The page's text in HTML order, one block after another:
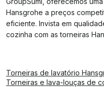
Hansgrohe a preços
eficiente. Invista em
cozinha com as torneiras
Torneiras de lavatório
Torneiras e lava-louças de